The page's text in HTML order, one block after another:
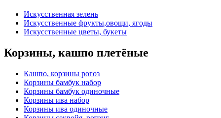
Искусственная зелень
Искусственные фрукты,овощи, ягоды
Искусственные цветы, букеты
Корзины, кашпо плетёные
Кашпо, корзины рогоз
Корзины бамбук набор
Корзины бамбук одиночные
Корзины ива набор
Корзины ива одиночные